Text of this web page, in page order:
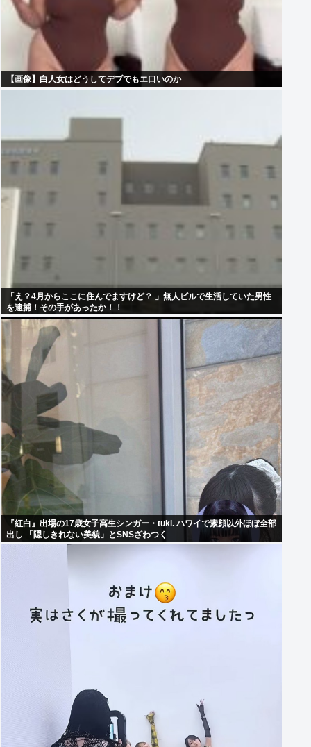
【画像】白人女はどうしてデブでもエ口いのか
「え？4月からここに住んでますけど？ 」無人ビルで生活していた男性
を逮捕！その手があったか！！
『紅白』出場の17歳女子高生シンガー・tuki. ハワイで素顔以外ほぼ全部
出し 「隠しきれない美貌」とSNSざわつく